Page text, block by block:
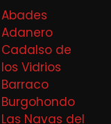
Abades
Adanero
Cadalso de
los Vidrios
Barraco
Burgohondo
Las Navas del